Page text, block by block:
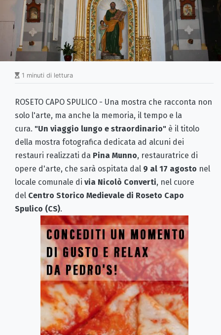
1 minuti di lettura
ROSETO CAPO SPULICO - Una mostra che racconta non
solo l'arte, ma anche la memoria, il tempo e la
cura. "Un viaggio lungo e straordinario" è il titolo
della mostra fotografica dedicata ad alcuni dei
restauri realizzati da Pina Munno, restauratrice di
opere d'arte, che sarà ospitata dal 9 al 17 agosto nel
locale comunale di via Nicolò Converti, nel cuore
del Centro Storico Medievale di Roseto Capo
Spulico (CS).